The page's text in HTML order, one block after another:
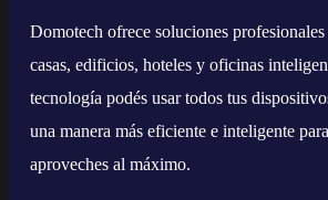
Domotech ofrece soluciones profesionales
casas, edificios, hoteles y oficinas
tecnología podés usar todos tus
una manera más eficiente e inteligente
aproveches al máximo.